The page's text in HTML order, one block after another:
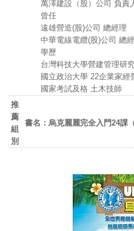
萬澤建設（股）公司 負責
曾任
遠雄營造(股)公司 總經理
中華電線電纜(股)公司 總
學歷
台灣科技大學營建管理研
國立政治大學 22企業家經
國家考試及格 土木技師
推
薦
組
別
書名：烏克麗麗完全入門24課